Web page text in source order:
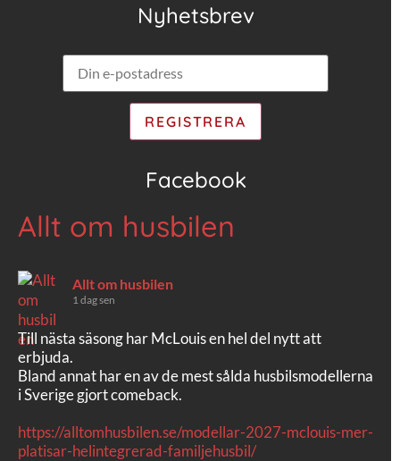
Nyhetsbrev
Facebook
Allt om husbilen
Allt om husbilen
1 dag sen
Till nästa säsong har McLouis en hel del nytt att
erbjuda.
Bland annat har en av de mest sålda husbilsmodellerna
i Sverige gjort comeback.
https://alltomhusbilen.se/modellar-2027-mclouis-mer-
platisar-helintegrerad-familjehusbil/